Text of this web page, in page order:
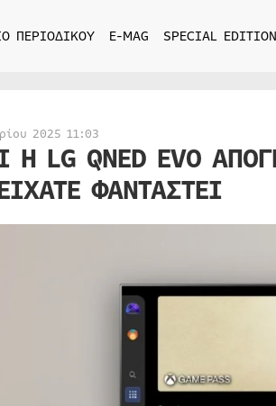
ΠΕΡΙΟΔΙΚΟΥ E-MAG SPECIAL EDITION
2025 11:03
Η LG QNED EVO
ΦΑΝΤΑΣΤΕΙ